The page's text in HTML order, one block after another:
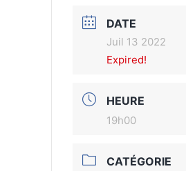
DATE
Juil 13 2022
Expired!
HEURE
19h00
CATÉGORIE